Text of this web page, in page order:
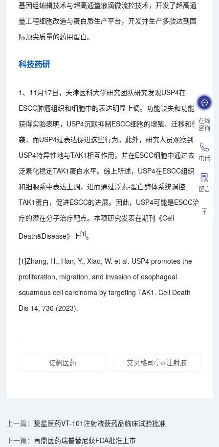
在线
咨询
电话
留言
基因组编辑技术与超高通量液滴微流控技术，开发了超高通
量工程细胞改造与蛋白质生产平台，开发并生产多款达到国
际顶尖质量的药用蛋白。
科技药研
1、11月17日，天津医科大学研究团队研究发现USP4在
ESCC肿瘤组织和细胞中的表达明显上调。功能缺失和功能
获得实验表明，USP4沉默抑制ESCC细胞的增殖、迁移和侵
袭，而USP4过表达促进这些行为。此外，研究人员观察到
USP4特异性地与TAK1相互作用，并在ESCC细胞中通过去
泛素化稳定TAK1蛋白水平。综上所述，USP4在ESCC组织
和细胞系中表达上调，进而通过泛素-蛋白酶体系统调控
TAK1蛋白，促进ESCC的进展。因此，USP4可能是ESCC治
疗的潜在分子治疗靶点。本项研究发表在期刊《Cell
Death&Disease》上[1]。
[1]Zhang, H., Han, Y., Xiao, W. et al. USP4 promotes the
proliferation, migration, and invasion of esophageal
squamous cell carcinoma by targeting TAK1. Cell Death
Dis 14, 730 (2023).
亿帆医药 艾贝格司亭α注射液
复星医药VT-101注射液获药品临床试验批准
再鼎医药瑞普替尼获FDA批准上市